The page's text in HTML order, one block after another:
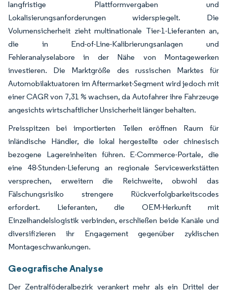
langfristige Plattformvergaben und
Lokalisierungsanforderungen widerspiegelt. Die
Volumensicherheit zieht multinationale Tier-1-Lieferanten an,
die in End-of-Line-Kalibrierungsanlagen und
Fehleranalyselabore in der Nähe von Montagewerken
investieren. Die Marktgröße des russischen Marktes für
Automobilaktuatoren im Aftermarket-Segment wird jedoch mit
einer CAGR von 7,31 % wachsen, da Autofahrer ihre Fahrzeuge
angesichts wirtschaftlicher Unsicherheit länger behalten.
Preisspitzen bei importierten Teilen eröffnen Raum für
inländische Händler, die lokal hergestellte oder chinesisch
bezogene Lagereinheiten führen. E-Commerce-Portale, die
eine 48-Stunden-Lieferung an regionale Servicewerkstätten
versprechen, erweitern die Reichweite, obwohl das
Fälschungsrisiko strengere Rückverfolgbarkeitscodes
erfordert. Lieferanten, die OEM-Herkunft mit
Einzelhandelslogistik verbinden, erschließen beide Kanäle und
diversifizieren ihr Engagement gegenüber zyklischen
Montageschwankungen.
Geografische Analyse
Der Zentralföderalbezirk verankert mehr als ein Drittel der